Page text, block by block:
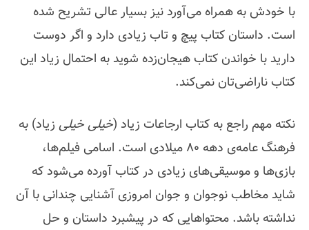
با خودش به همراه می‌آورد نیز بسیار عالی تشریح شده
است. داستان کتاب پیچ و تاب زیادی دارد و اگر دوست
دارید با خواندن کتاب هیجان‌زده شوید به احتمال زیاد این
کتاب ناراضی‌تان نمی‌کند.
نکته مهم راجع به کتاب ارجاعات زیاد (خیلی خیلی زیاد) به
فرهنگ عامه‌ی دهه 80 میلادی است. اسامی فیلم‌ها،
بازی‌ها و موسیقی‌های زیادی در کتاب آورده می‌شود که
شاید مخاطب نوجوان و جوان امروزی آشنایی چندانی با آن
نداشته باشد. محتواهایی که در پیشبرد داستان و حل